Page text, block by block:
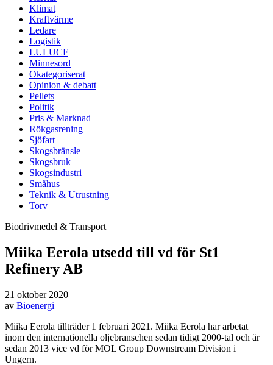
Klimat
Kraftvärme
Ledare
Logistik
LULUCF
Minnesord
Okategoriserat
Opinion & debatt
Pellets
Politik
Pris & Marknad
Rökgasrening
Sjöfart
Skogsbränsle
Skogsbruk
Skogsindustri
Småhus
Teknik & Utrustning
Torv
Biodrivmedel & Transport
Miika Eerola utsedd till vd för St1
Refinery AB
21 oktober 2020
av Bioenergi
Miika Eerola tillträder 1 februari 2021. Miika Eerola har arbetat
inom den internationella oljebranschen sedan tidigt 2000-tal och är
sedan 2013 vice vd för MOL Group Downstream Division i
Ungern.